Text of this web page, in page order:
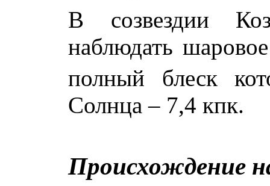
В созвездии
наблюдать
полный блеск
Солнца – 7,4 кпк.
Происхождение